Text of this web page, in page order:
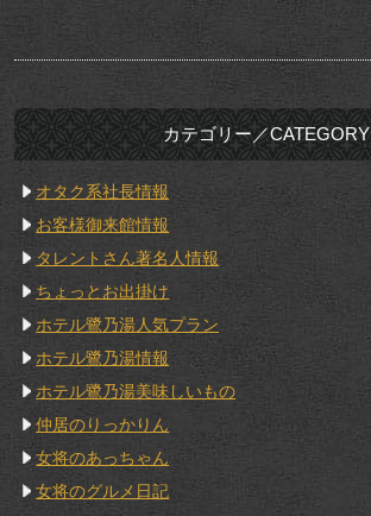
カテゴリー／CATEGORY
オタク系社長情報
お客様御来館情報
タレントさん著名人情報
ちょっとお出掛け
ホテル鷺乃湯人気プラン
ホテル鷺乃湯情報
ホテル鷺乃湯美味しいもの
仲居のりっかりん
女将のあっちゃん
女将のグルメ日記